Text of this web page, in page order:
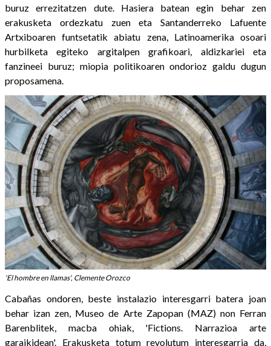
buruz errezitatzen dute. Hasiera batean egin behar zen
erakusketa ordezkatu zuen eta Santanderreko Lafuente
Artxiboaren funtsetatik abiatu zena, Latinoamerika osoari
hurbilketa egiteko argitalpen grafikoari, aldizkariei eta
fanzineei buruz; miopia politikoaren ondorioz galdu dugun
proposamena.
'El hombre en llamas', Clemente Orozco
Cabañas ondoren, beste instalazio interesgarri batera joan
behar izan zen, Museo de Arte Zapopan (MAZ) non Ferran
Barenblitek, macba ohiak, 'Fictions. Narrazioa arte
garaikidean'. Erakusketa totum revolutum interesgarria da,